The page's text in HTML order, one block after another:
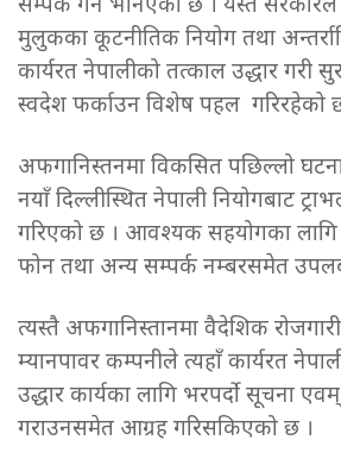
सम्पर्क गर्न भनिएको छ । यस्तै सरकारले
मुलुकका कूटनीतिक नियोग तथा
कार्यरत नेपालीको तत्काल उद्धार गरी
स्वदेश फर्काउन विशेष पहल गरिरहेको
अफगानिस्तनमा विकसित पछिल्लो
नयाँ दिल्लीस्थित नेपाली नियोगबाट
गरिएको छ । आवश्यक सहयोगका लागि
फोन तथा अन्य सम्पर्क नम्बरसमेत
त्यस्तै अफगानिस्तानमा वैदेशिक
म्यानपावर कम्पनीले त्यहाँ कार्यरत
उद्धार कार्यका लागि भरपर्दो सूचना
गराउनसमेत आग्रह गरिसकिएको छ ।